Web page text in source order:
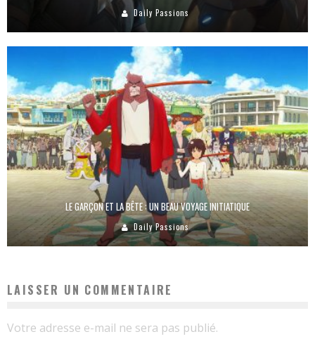
Daily Passions
LE GARÇON ET LA BÊTE : UN BEAU VOYAGE INITIATIQUE
Daily Passions
LAISSER UN COMMENTAIRE
Votre adresse e-mail ne sera pas publié.